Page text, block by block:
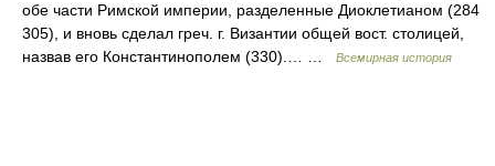
обе части Римской империи, разделенные Диоклетианом (284
305), и вновь сделал греч. г. Византии общей вост. столицей,
назвав его Константинополем (330).… …
Всемирная история